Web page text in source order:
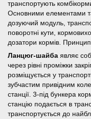
транспортують
Основними елементами
дозуючий модуль,
поворотні кути,
дозатори кормів.
Ланцюг-шайба являє
через рівні проміжки
розміщується у
зубчастим привідним
станції. 3-під бункера
станцію подається в
транспортується до